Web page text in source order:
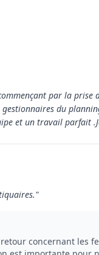
par la prise
du
et un travail parfait
concernant les